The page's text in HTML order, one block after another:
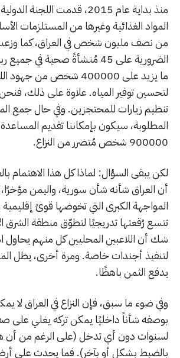
منذ بداية عام 2015، قدمت
المواد الغذائية وغيرها من المستلزمات
من نصف مليون شخص في العراق، كما وزعت
الضرورية على 45 مُنشأةً صحية في
ما يزيد على 400000 شخص من
لتحسين توفير المياه. علاوة على ذلك،
تنظيم زيارات للمحتجزين. وفي حال جمع
المطلوبة، سيكون بإمكاننا تقديم
900000 شخص مُتضرر من النزاع.
لكن يبقى السؤال: لماذا كل هذا الاهتمام
أن العراق شأنه شأن سورية، واليمن
المواجهة الكبرى التي تخوضها قوىً إقليمية
تتسع رُقعتها تدريجيًا لتطوّق منطقة الشرق
شك أن اللاعبين المحليين كل منهم يحاول
لتنفيذ أجندات خاصة. ومرة أخرى، يظل
يدفع الثمن باهظًا.
وفي ضوء ما سبق، فإن النزاع في العراق لا
بوصفه شأناً داخليًا يمكن تركه يغلي
لسنوات دون أي تدخل (على الرغم من أن
بالضبط بشكل أو بآخر). فما يحدث على